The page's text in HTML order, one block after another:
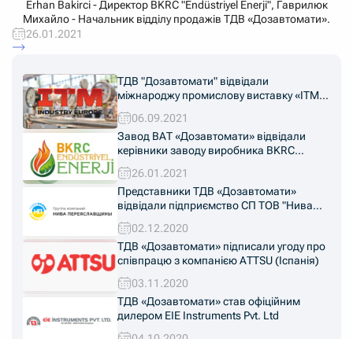
Erhan Bakirci - Директор BKRC "Endüstriyel Enerji", Гаврилюк
Михайло - Начальник відділу продажів ТДВ «Дозавтомати».
26.01.2021
ТДВ "Дозавтомати" відвідали
міжнароджу промислову виставку «ITM
Industry Europe 2021»
06.09.2021
Завод ВАТ «Дозавтомати» відвідали
керівники заводу виробника BKRC
"Endüstriyel Enerji" з Туреччини
26.01.2021
Представники ТДВ «Дозавтомати»
відвідали підприємство СП ТОВ "Нива
Переяславщини" в Київській області
02.12.2020
ТДВ «Дозавтомати» підписали угоду про
співпрацю з компанією ATTSU (Іспанія)
03.11.2020
ТДВ «Дозавтомати» став офіційним
дилером EIE Instruments Pvt. Ltd